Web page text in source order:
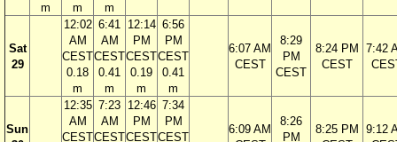
m
m
m
Sat
29
12:02
AM
CEST
0.18
m
6:41
AM
CEST
0.41
m
12:14
PM
CEST
0.19
m
6:56
PM
CEST
0.41
m
6:07 AM
CEST
8:29
PM
CEST
8:24 PM
CEST
7:42
Sun
12:35
AM
CEST
7:23
AM
CEST
12:46
PM
CEST
7:34
PM
CEST
6:09 AM
8:26
PM
8:25 PM
9:12